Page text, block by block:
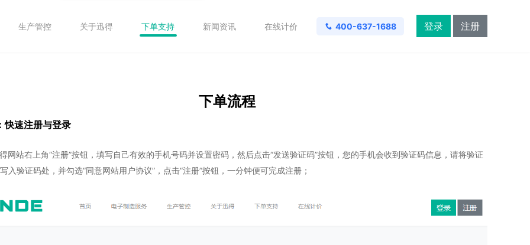
生产管控 关于迅得 下单支持 新闻资讯 在线计价 400-637-1688 登录 注册
下单流程
快速注册与登录
网站右上角“注册”按钮，填写自己有效的手机号码并设置密码，然后点击“发送验证码”按钮，您的手机会收到验证码信息，请将验证
入验证码处，并勾选“同意网站用户协议”，点击“注册”按钮，一分钟便可完成注册；